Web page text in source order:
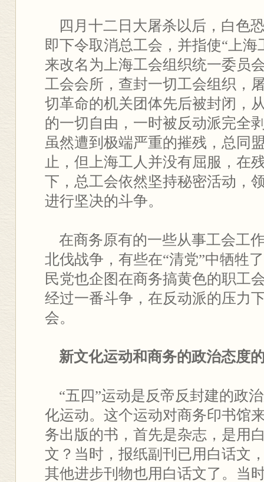
四月十二日大屠杀以后，白色
即下令取消总工会，并指使“上海
来改名为上海工会组织统一委员
工会会所，查封一切工会组织，
切革命的机关团体先后被封闭，
的一切自由，一时被反动派完全
虽然遭到极端严重的摧残，总同
止，但上海工人并没有屈服，在
下，总工会依然坚持秘密活动，
进行坚决的斗争。
在商务原有的一些从事工会工
北伐战争，有些在“清党”中牺牲
民党也企图在商务搞黄色的职工
经过一番斗争，在反动派的压力
会。
新文化运动和商务的政治态度
“五四”运动是反帝反封建的政
化运动。这个运动对商务印书馆
务出版的书，首先是杂志，是用
文？当时，报纸副刊已用白话文
其他进步刊物也用白话文了。当